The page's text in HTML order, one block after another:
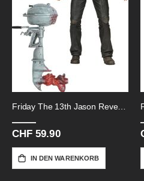
Friday The 13th Jason Revenge-18cm
CHF 59.90
IN DEN WARENKORB